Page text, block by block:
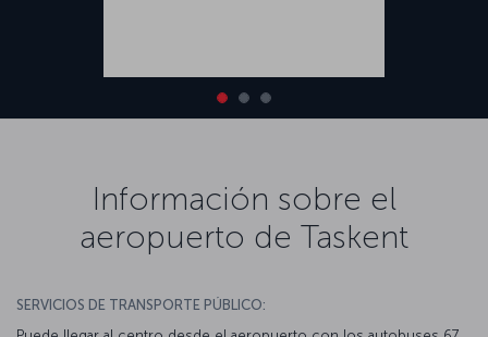
Información sobre el
aeropuerto de Taskent
SERVICIOS DE TRANSPORTE PÚBLICO: